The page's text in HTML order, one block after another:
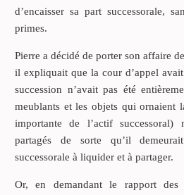
d’encaisser sa part successorale,
primes.
Pierre a décidé de porter son affaire
il expliquait que la cour d’appel
succession n’avait pas été
meublants et les objets qui ornaient
importante de l’actif successoral)
partagés de sorte qu’il
successorale à liquider et à partager.
Or, en demandant le rapport des